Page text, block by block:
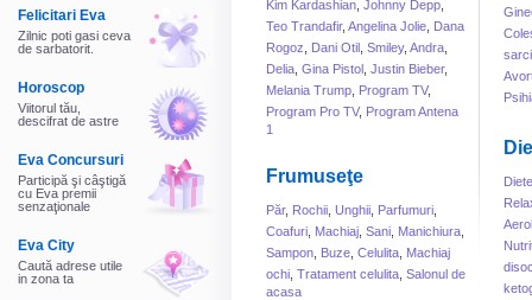
Felicitari Eva
Zilnic poti gasi ceva
de sarbatorit.
Horoscop
Viitorul tău,
descifrat de astre
Eva Concursuri
Participă şi câştigă
cu Eva premii
senzaţionale
Eva City
Caută adrese utile
in zona ta
Kim Kardashian Johnny Depp
Teo Trandafir, Angelina Jolie Dana
Rogoz
Dani Otil Smiley, Andra
Delia Gina Pistol Justin Bieber,
Melania Trump Program TV,
Program Pro TV, Program Antena
1
Frumuseţe
Păr, Rochii Unghii Parfumuri
Coafuri Machiaj Sani Manichiura
Sampon Buze Celulita Machiaj
ochi Tratament celulita Salonul de
acasa
Diete